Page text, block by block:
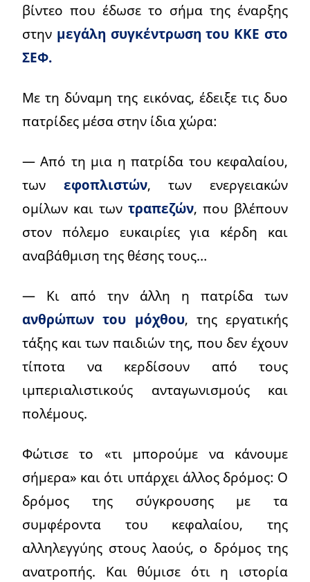
βίντεο που έδωσε το σήμα της έναρξης
στην μεγάλη συγκέντρωση του ΚΚΕ στο
ΣΕΦ.
Με τη δύναμη της εικόνας, έδειξε τις δυο
πατρίδες μέσα στην ίδια χώρα:
— Από τη μια η πατρίδα του κεφαλαίου,
των εφοπλιστών, των ενεργειακών
ομίλων και των τραπεζών, που βλέπουν
στον πόλεμο ευκαιρίες για κέρδη και
αναβάθμιση της θέσης τους…
— Κι από την άλλη η πατρίδα των
ανθρώπων του μόχθου, της εργατικής
τάξης και των παιδιών της, που δεν έχουν
τίποτα να κερδίσουν από τους
ιμπεριαλιστικούς ανταγωνισμούς και
πολέμους.
Φώτισε το «τι μπορούμε να κάνουμε
σήμερα» και ότι υπάρχει άλλος δρόμος: Ο
δρόμος της σύγκρουσης με τα
συμφέροντα του κεφαλαίου, της
αλληλεγγύης στους λαούς, ο δρόμος της
ανατροπής. Και θύμισε ότι η ιστορία